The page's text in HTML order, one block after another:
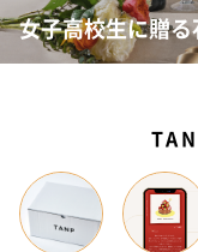
女子高校生に贈